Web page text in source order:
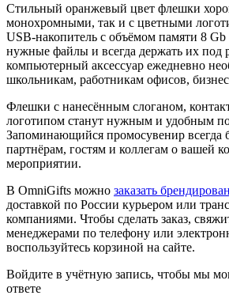
Стильный оранжевый цвет флешки
монохромными, так и с цветными
USB-накопитель с объёмом памяти 8 Gb
нужные файлы и всегда держать их под
компьютерный аксессуар ежедневно
школьникам, работникам офисов,
Флешки с нанесённым слоганом,
логотипом станут нужным и удобным
Запоминающийся промосувенир всегда
партнёрам, гостям и коллегам о вашей
мероприятии.
В OmniGifts можно заказать
доставкой по России курьером или
компаниями. Чтобы сделать заказ,
менеджерами по телефону или
воспользуйтесь корзиной на сайте.
Войдите в учётную запись, чтобы мы
ответе